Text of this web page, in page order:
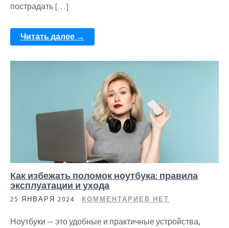
пострадать […]
Читать далее →
Как избежать поломок ноутбука: правила
эксплуатации и ухода
25 ЯНВАРЯ 2024 КОММЕНТАРИЕВ НЕТ
Ноутбуки — это удобные и практичные устройства,